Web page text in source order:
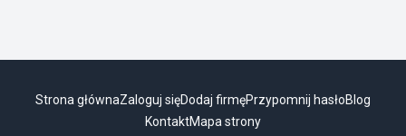
Strona głównaZaloguj sięDodaj firmęPrzypomnij hasłoBlog
KontaktMapa strony